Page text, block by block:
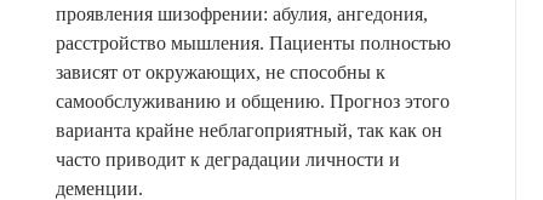
проявления шизофрении: абулия, ангедония,
расстройство мышления. Пациенты полностью
зависят от окружающих, не способны к
самообслуживанию и общению. Прогноз этого
варианта крайне неблагоприятный, так как он
часто приводит к деградации личности и
деменции.